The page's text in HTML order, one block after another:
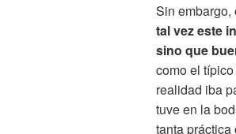
Sin embargo,
tal vez este
sino que
como el
realidad iba
tuve en la
tanta